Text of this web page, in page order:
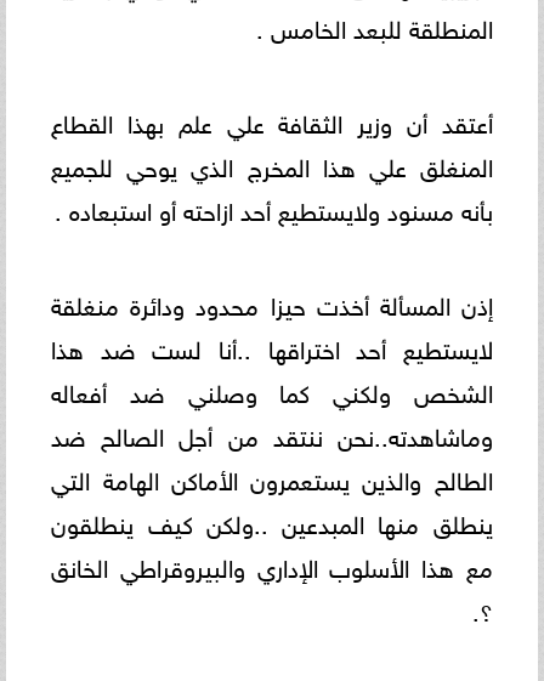
المنطلقة للبعد الخامس .
أعتقد أن وزير الثقافة علي علم بهذا القطاع
المنغلق علي هذا المخرج الذي يوحي للجميع
بأنه مسنود ولايستطيع أحد ازاحته أو استبعاده .
إذن المسألة أخذت حيزا محدود ودائرة منغلقة
لايستطيع أحد اختراقها ..أنا لست ضد هذا
الشخص ولكني كما وصلني ضد أفعاله
وماشاهدته..نحن ننتقد من أجل الصالح ضد
الطالح والذين يستعمرون الأماكن الهامة التي
ينطلق منها المبدعين ..ولكن كيف ينطلقون
مع هذا الأسلوب الإداري والبيروقراطي الخانق
؟.